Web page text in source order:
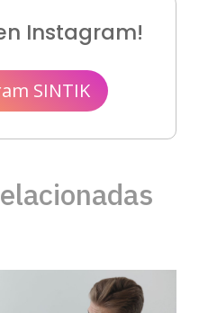
Instagram!
SINTIK